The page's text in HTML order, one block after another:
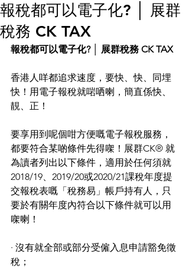
報稅都可以電子化? │ 展群
稅務 CK TAX
報稅都可以電子化? │ 展群稅務 CK TAX
香港人咩都追求速度，要快、快、同埋
快！用電子報稅就啱哂喇，簡直係快、
靚、正！
要享用到呢個咁方便嘅電子報稅服務，
都要符合某啲條件先得㗎！展群CK® 就
為讀者列出以下條件，適用於任何須就
2018/19、2019/20或2020/21課稅年度提
交報稅表嘅「稅務易」帳戶持有人，只
要於有關年度內符合以下條件就可以用
㗎喇！
· 沒有就全部或部分受僱入息申請豁免徵
稅；